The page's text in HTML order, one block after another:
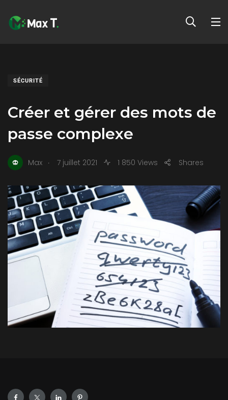
SÉCURITÉ
Créer et gérer des mots de
passe complexe
Max . 7 juillet 2021 1 850 Views Shares